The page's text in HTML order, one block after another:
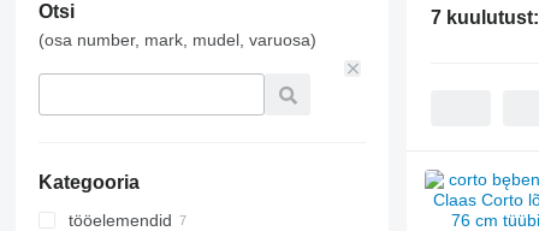
Otsi
(osa number, mark, mudel, varuosa)
Kategooria
tööelemendid
7 kuulutust: